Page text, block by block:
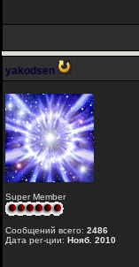
yakodsen
Super Member
Сообщений всего: 2486
Дата рег-ции: Нояб. 2010